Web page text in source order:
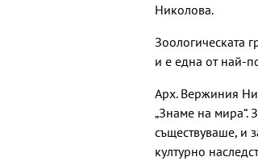
Николова.
Зоологическата
и е една от най-
Арх. Вержиния
„Знаме на мира“.
съществуваше, и
културно